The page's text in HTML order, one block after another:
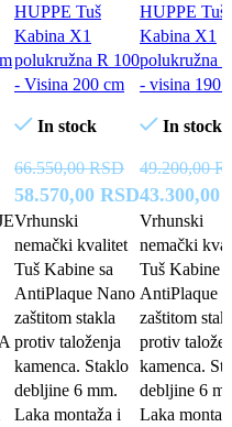
Trenutna
je:
38.600,00 RSD.
HUPPE Tuš
Kabina X1
polukružna R 100
- Visina 200 cm
In stock
66.550,00RSD
Originalna
cena
je
bila:
66.550,00 RSD.
58.570,00 RSDTrenutna
cena
je:
58.570,00
Vrhunski
nemački kvalitet
Tuš Kabine sa
AntiPlaque Nano
zaštitom stakla
protiv taloženja
kamenca. Staklo
debljine 6 mm.
Laka montaža i
HUPPE Tuš
Kabina X1
polukružna
- visina 190
In stock
49.200,00
Originalna
cena
je
bila:
49.200,00
43.300,00
Vrhunski
nemački
Tuš Kabine
AntiPlaque
zaštitom
protiv
kamenca.
debljine 6
Laka